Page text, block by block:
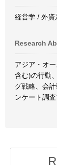
経営学 / 外資
Research
アジア・オ
含む)の行動
グ戦略、会
ンケート調査